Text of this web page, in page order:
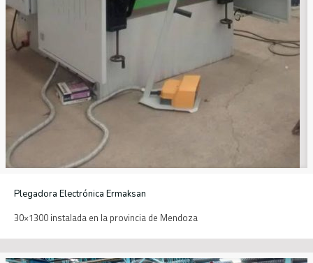
Plegadora Electrónica Ermaksan
30×1300 instalada en la provincia de Mendoza